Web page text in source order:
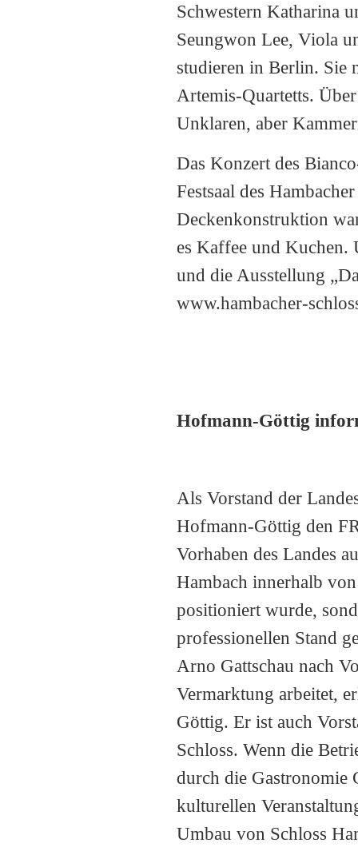
Schwestern Katharina
Seungwon Lee, Viola
studieren in Berlin. Sie
Artemis-Quartetts.
Unklaren, aber
Das Konzert des
Festsaal des
Deckenkonstruktion
es Kaffee und Kuchen.
und die Ausstellung
www.hambacher-
Hofmann-Göttig
Als Vorstand der
Hofmann-Göttig den
Vorhaben des Landes
Hambach innerhalb
positioniert wurde,
professionellen Stand
Arno Gattschau nach
Vermarktung arbeitet,
Göttig. Er ist auch
Schloss. Wenn die
durch die Gastronomie
kulturellen
Umbau von Schloss